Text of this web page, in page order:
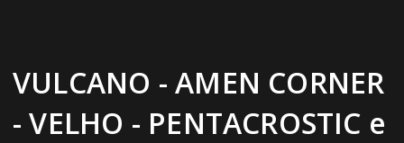
VULCANO - AMEN CORNER
- VELHO - PENTACROSTIC e